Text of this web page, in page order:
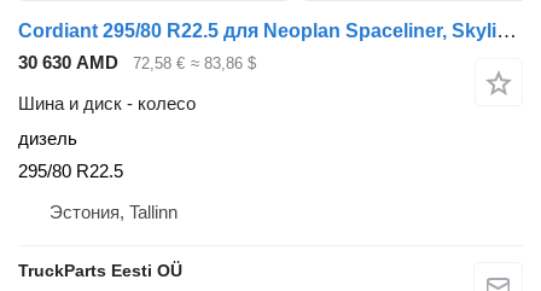
Cordiant 295/80 R22.5 для Neoplan Spaceliner, Skyliner, Jetliner, Cityliner (1973-)
30 630 AMD 72,58 € ≈ 83,86 $
Шина и диск - колесо
дизель
295/80 R22.5
Эстония, Tallinn
TruckParts Eesti OÜ